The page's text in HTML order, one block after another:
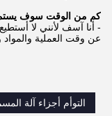
كم من الوقت سوف
- أنا آسف لأنني لا
عن وقت العملية والمواد
التوأم أجزاء آلة